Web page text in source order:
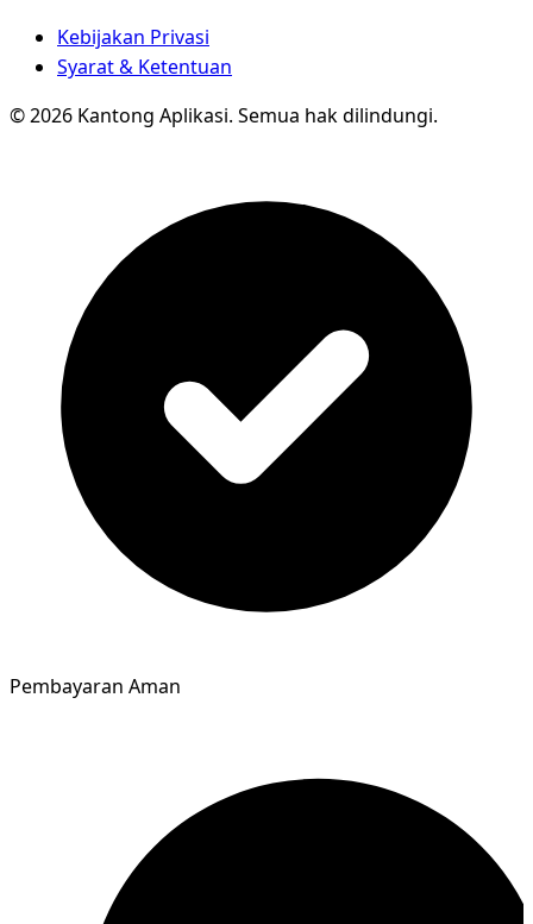
Kebijakan Privasi
Syarat & Ketentuan
© 2026 Kantong Aplikasi. Semua hak dilindungi.
Pembayaran Aman